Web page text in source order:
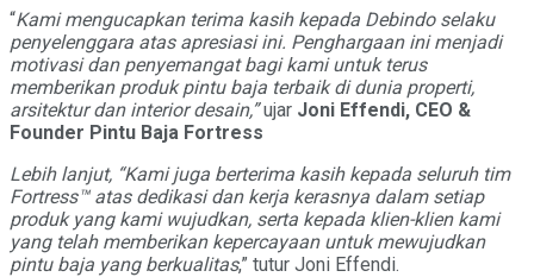
“Kami mengucapkan terima kasih kepada Debindo selaku
penyelenggara atas apresiasi ini. Penghargaan ini menjadi
motivasi dan penyemangat bagi kami untuk terus
memberikan produk pintu baja terbaik di dunia properti,
arsitektur dan interior desain,”ujar Joni Effendi, CEO &
Founder Pintu Baja Fortress
Lebih lanjut, “Kami juga berterima kasih kepada seluruh tim
Fortress™ atas dedikasi dan kerja kerasnya dalam setiap
produk yang kami wujudkan, serta kepada klien-klien kami
yang telah memberikan kepercayaan untuk mewujudkan
pintu baja yang berkualitas,” tutur Joni Effendi.